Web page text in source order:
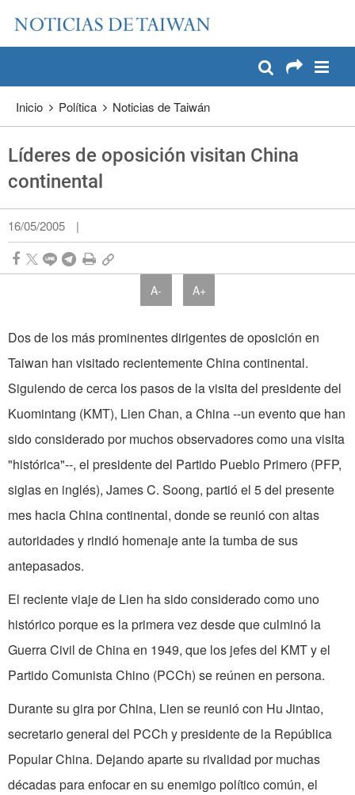
Pase a contenido principal
Inicio Política Noticias de Taiwán
Líderes de oposición visitan China
continental
16/05/2005 |
A- A+
Dos de los más prominentes dirigentes de oposición en
Taiwan han visitado recientemente China continental.
Siguiendo de cerca los pasos de la visita del presidente del
Kuomintang (KMT), Lien Chan, a China --un evento que han
sido considerado por muchos observadores como una visita
"histórica"--, el presidente del Partido Pueblo Primero (PFP,
siglas en inglés), James C. Soong, partió el 5 del presente
mes hacia China continental, donde se reunió con altas
autoridades y rindió homenaje ante la tumba de sus
antepasados.
El reciente viaje de Lien ha sido considerado como uno
histórico porque es la primera vez desde que culminó la
Guerra Civil de China en 1949, que los jefes del KMT y el
Partido Comunista Chino (PCCh) se reúnen en persona.
Durante su gira por China, Lien se reunió con Hu Jintao,
secretario general del PCCh y presidente de la República
Popular China. Dejando aparte su rivalidad por muchas
décadas para enfocar en su enemigo político común, el